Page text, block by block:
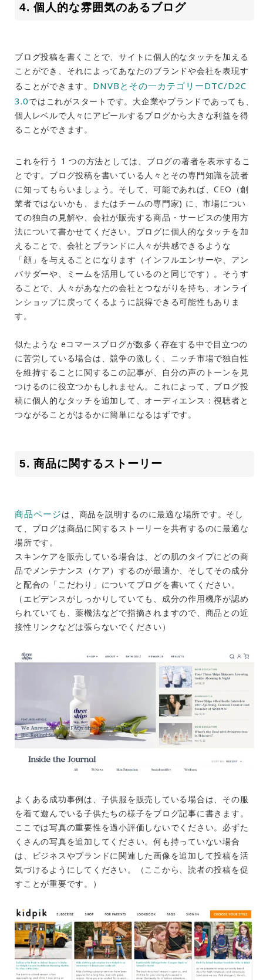
4. 個人的な雰囲気のあるブログ
ブログ投稿を書くことで、サイトに個人的なタッチを加える
ことができ、それによってあなたのブランドや会社を表現す
ることができます。 DNVBとその一カテゴリーDTC/D2C
3.0ではこれがスタートです。大企業やブランドであっても、
個人レベルで人々にアピールするブログから大きな利益を得
ることができます。
これを行う 1 つの方法としては、ブログの著者を表示するこ
とです。ブログ投稿を書いている人々とその専門知識を読者
に知ってもらいましょう。そして、可能であれば、CEO（創
業者ではないかも、またはチームの専門家) に、市場につい
ての独自の見解や、会社が販売する商品・サービスの使用方
法について書かせてください。ブログに個人的なタッチを加
えることで、会社とブランドに人々が共感できるような
「顔」を与えることになります（インフルエンサーや、アン
バサダーや、ミームを活用しているのと同じです）。そうす
ることで、人々があなたの会社とつながりを持ち、オンライ
ンショップに戻ってくるように説得できる可能性もありま
す。
似たような eコマースブログが数多く存在する中で目立つの
に苦労している場合は、競争の激しく、ニッチ市場で独自性
を維持することに関するこの記事が、自分の声のトーンを見
つけるのに役立つかもしれません。これによって、ブログ投
稿に個人的なタッチを追加して、オーディエンス：視聴者と
つながることがはるかに簡単になるはずです。
5. 商品に関するストーリー
商品ページは、商品を説明するのに最適な場所です。そし
て、ブログは商品に関するストーリーを共有するのに最適な
場所です。
スキンケアを販売している場合は、どの肌のタイプにどの商
品でメンテナンス（ケア）するのが最適か、そしてその成分
と配合の「こだわり」についてブログを書いてください。
（エビデンスがしっかりしていても、成分の作用機序が認め
られていても、薬機法などで指摘されますので、商品との近
接性リンクなどは張らないでください）
よくある成功事例は、子供服を販売している場合は、その服
を着て遊んでいる子供たちの様子をブログ記事に書きます。
ここでは写真の重要性を過小評価しないでください。必ずた
くさんの写真を追加してください。何も持っていない場合
は、ビジネスやブランドに関連した画像を追加して投稿を活
気づけるようにしてください。（ここから、読者の投稿を促
すことが重要です。）